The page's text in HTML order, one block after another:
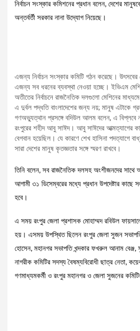
নির্বাচন সংস্কার কমিশনের প্রধান বলেন, দেশের
অন্তর্বর্তী সরকার নানা উদ্যোগ নিয়েছে।
এজন্য নির্বাচন সংস্কার কমিটি গঠন করেছে।
এজন্য সব ধরনের ব্যবস্থা নেওয়া হচ্ছে। ইভিএম
অতীতের নির্বাচনে রাজনৈতিক দলগুলো মেশিনের
এ দুর্বল পদ্ধতি বাংলাদেশের জন্য নয়; মানুষ এটাকে
গণঅভ্যুত্থান প্রসঙ্গে বদিউল আলম বলেন, এ বিপ্লবে
রংপুরের শহীদ আবু সাঈদ। আবু সাঈদের আত্মত্যাগের
বেগবান হয়েছিল। যে কারণে শেখ হাসিনা পদত্যাগে
সারা দেশের মানুষ কৃতজ্ঞতার সঙ্গে স্মরণ রাখবে।
তিনি বলেন, সব রাজনৈতিক দলসহ অংশীজনদের সাথে
আগামী ৩১ ডিসেম্বরের মধ্যে প্রধান উপদেষ্টার কাছে
হবে।
এ সময় রংপুর জেলা প্রশাসক মোহাম্মদ রবিউল
হয়। এসময় উপস্থিত ছিলেন রংপুর জেলা সুজন
হোসেন, মহানগর সভাপতি খন্দকার ফখরুল আনাম বেঞ্জ,
নাগরীক কমিটির সদস্য বৈষম্যবিরোধী ছাত্র নেতা,
গণমাধ্যমকর্মী ও রংপুর মহানগর ও জেলা সুজনের